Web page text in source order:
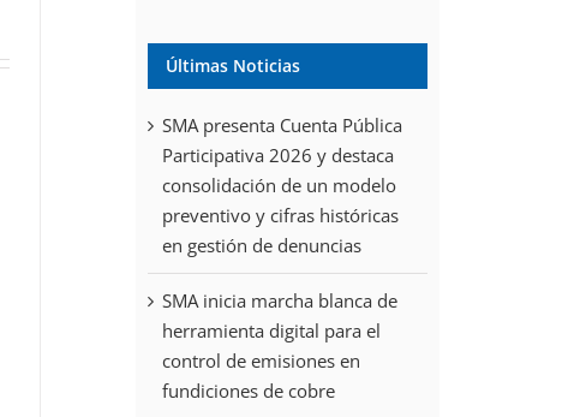
Últimas Noticias
SMA presenta Cuenta Pública
Participativa 2026 y destaca
consolidación de un modelo
preventivo y cifras históricas
en gestión de denuncias
SMA inicia marcha blanca de
herramienta digital para el
control de emisiones en
fundiciones de cobre